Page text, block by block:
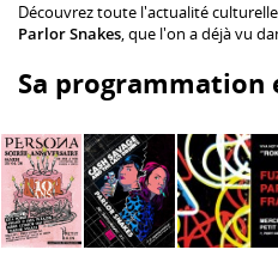
Découvrez toute l'actualité
Parlor Snakes, que l'on a déjà vu
Sa programmation